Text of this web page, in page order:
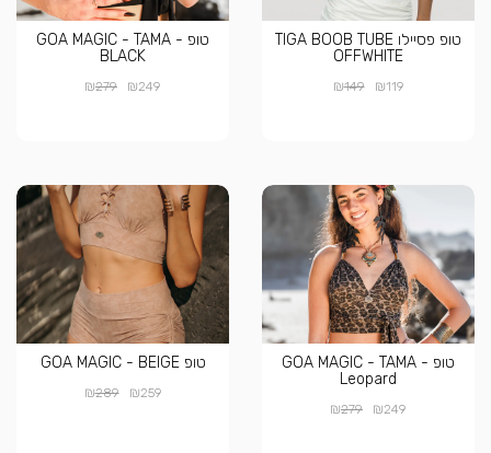
טופ פסיילו TIGA BOOB TUBE
OFFWHITE
₪119
₪149
טופ GOA MAGIC - TAMA -
BLACK
₪249
₪279
טופ GOA MAGIC - TAMA -
Leopard
₪249
₪279
טופ GOA MAGIC - BEIGE
₪259
₪289